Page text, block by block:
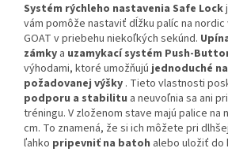
Systém rýchleho nastavenia Safe Lock
vám pomôže nastaviť dĺžku palíc na nordic
GOAT v priebehu niekoľkých sekúnd.
zámky a uzamykací systém Push-
výhodami, ktoré umožňujújednoduché
požadovanej výšky . Tieto vlastnosti
podporu a stabilitu a neuvoľnia sa ani
tréningu. V zloženom stave majú palice na
cm. To znamená, že si ich môžete pri
ľahko pripevniť na batoh alebo uložiť do